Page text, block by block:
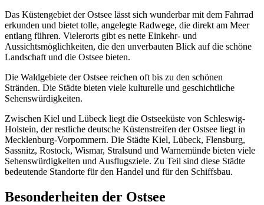
Das Küstengebiet der Ostsee lässt sich wunderbar mit dem Fahrrad
erkunden und bietet tolle, angelegte Radwege, die direkt am Meer
entlang führen. Vielerorts gibt es nette Einkehr- und
Aussichtsmöglichkeiten, die den unverbauten Blick auf die schöne
Landschaft und die Ostsee bieten.
Die Waldgebiete der Ostsee reichen oft bis zu den schönen
Stränden. Die Städte bieten viele kulturelle und geschichtliche
Sehenswürdigkeiten.
Zwischen Kiel und Lübeck liegt die Ostseeküste von Schleswig-
Holstein, der restliche deutsche Küstenstreifen der Ostsee liegt in
Mecklenburg-Vorpommern. Die Städte Kiel, Lübeck, Flensburg,
Sassnitz, Rostock, Wismar, Stralsund und Warnemünde bieten viele
Sehenswürdigkeiten und Ausflugsziele. Zu Teil sind diese Städte
bedeutende Standorte für den Handel und für den Schiffsbau.
Besonderheiten der Ostsee